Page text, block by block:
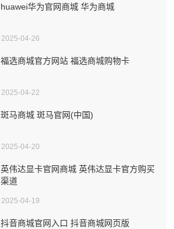
huawei华为官网商城 华为商城
2025-04-26
福选商城官方网站 福选商城购物卡
2025-04-22
斑马商城 斑马官网(中国)
2025-04-20
英伟达显卡官网商城 英伟达显卡官方购买
渠道
2025-04-19
抖音商城官网入口 抖音商城网页版